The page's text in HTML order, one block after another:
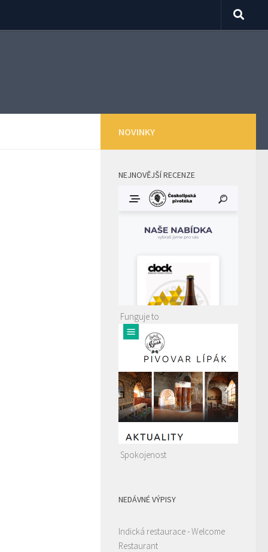
NOVINKY
NEJNOVĚJŠÍ RECENZE
Funguje to
Spokojenost
NEDÁVNÉ VÝPISY
Indická restaurace - Welcome
Restaurant